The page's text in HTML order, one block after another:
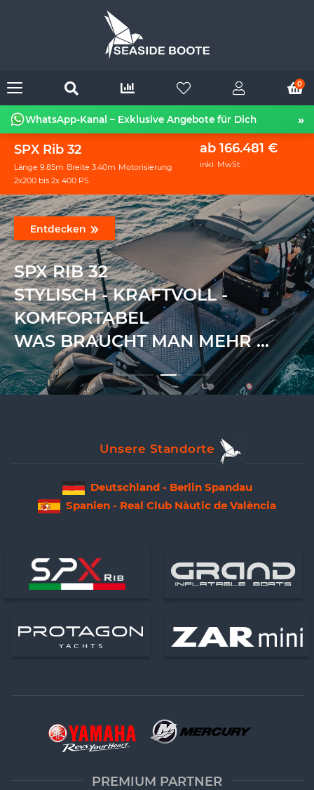
0
SPX Rib 32
Länge 9.85m Breite 3.40m Motorisierung
2x200 bis 2x 400 PS
ab 166.481 €
inkl. MwSt.
SPX RIB 32
STYLISCH - KRAFTVOLL -
KOMFORTABEL
WAS BRAUCHT MAN MEHR ...
Entdecken
Unsere Standorte
Deutschland - Berlin Spandau
Spanien - Real Club Nàutic de València
PREMIUM PARTNER
WhatsApp-Kanal – Exklusive Angebote für Dich »